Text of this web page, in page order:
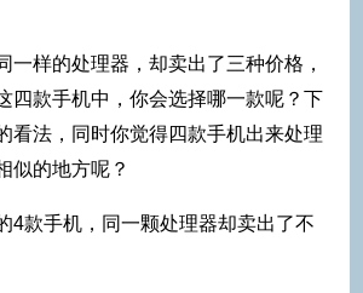
一样的处理器，却卖出了三种价格，
四款手机中，你会选择哪一款呢？下
看法，同时你觉得四款手机出来处理
似的地方呢？